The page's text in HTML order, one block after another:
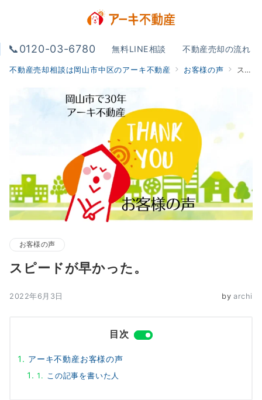
📞0120-03-6780 無料LINE相談 不動産売却の流れ
不動産売却相談は岡山市中区のアーキ不動産 お客様の声 スピードが早かった。
お客様の声
スピードが早かった。
2022年6月3日 by archi
目次
アーキ不動産お客様の声
この記事を書いた人